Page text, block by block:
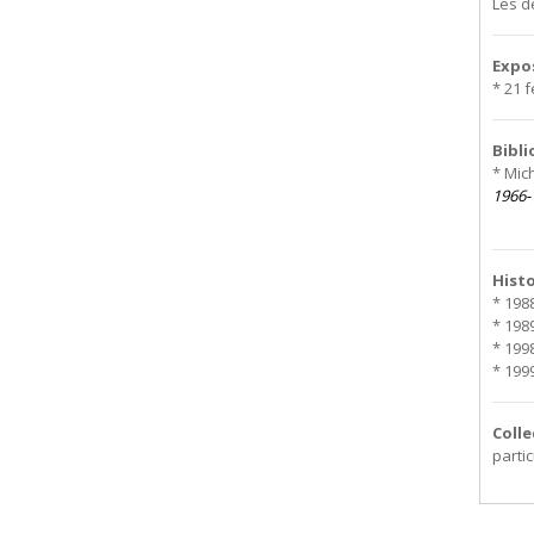
* 21
*
*
*
*
*